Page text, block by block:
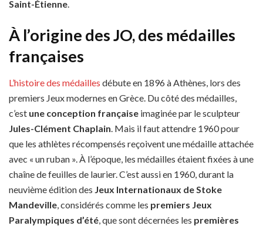
Saint-Étienne
À l’origine des JO, des médailles
françaises
L’histoire des médailles débute en 1896à Athènes, lors des
premiers Jeux modernes en Grèce. Du côté des médailles,
c’est une conception française imaginée par le sculpteur
Jules-Clément Chaplain. Mais il faut attendre 1960 pour
que les athlètes récompensés reçoivent une médaille attachée
avec « un ruban ». À l’époque, les médailles étaient fixées à une
chaîne de feuilles de laurier. C’est aussi en 1960, durant la
neuvième édition des Jeux Internationaux de Stoke
Mandeville, considérés comme les premiers Jeux
Paralympiques d’été, que sont décernées les premières